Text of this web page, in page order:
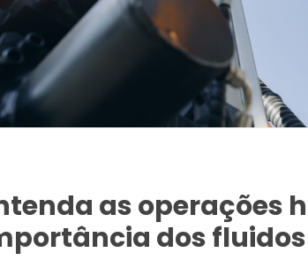
as operações
dos